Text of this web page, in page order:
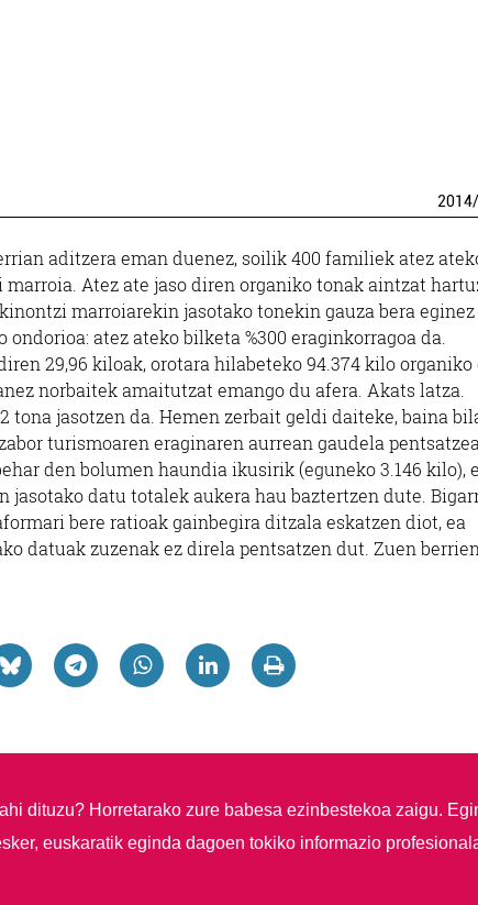
2014/
aditzera eman duenez, soilik 400 familiek atez
Atez ate jaso diren organiko tonak aintzat
marroiarekin jasotako tonekin gauza bera eginez
atez ateko bilketa %300 eraginkorragoa da.
29,96 kiloak, orotara hilabeteko 94.374 kilo organiko
norbaitek amaitutzat emango du afera. Akats latza.
tona jasotzen da. Hemen zerbait geldi daiteke, baina
turismoaren eraginaren aurrean gaudela
den bolumen haundia ikusirik (eguneko 3.146 kilo),
jasotako datu totalek aukera hau baztertzen dute.
bere ratioak gainbegira ditzala eskatzen diot, ea
datuak zuzenak ez direla pentsatzen dut. Zuen
dituzu? Horretarako zure babesa ezinbestekoa zaigu.
euskaratik eginda dagoen tokiko informazio